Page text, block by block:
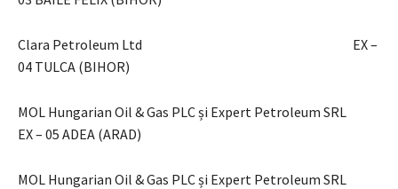
Clara Petroleum Ltd EX –
04 TULCA (BIHOR)
MOL Hungarian Oil & Gas PLC și Expert Petroleum SRL
EX – 05 ADEA (ARAD)
MOL Hungarian Oil & Gas PLC și Expert Petroleum SRL